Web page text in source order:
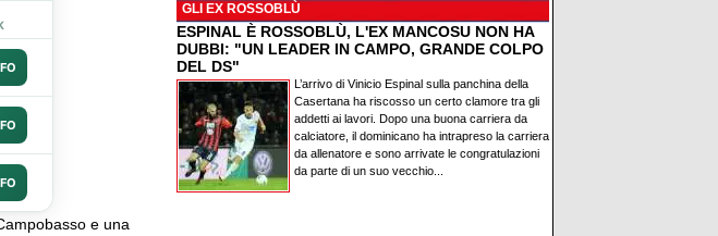
e una
GLI EX ROSSOBLÙ
ESPINAL È ROSSOBLÙ, L'EX MANCOSU NON HA
DUBBI: "UN LEADER IN CAMPO, GRANDE COLPO
DEL DS"
L’arrivo di Vinicio Espinal sulla panchina della
Casertana ha riscosso un certo clamore tra gli
addetti ai lavori. Dopo una buona carriera da
calciatore, il dominicano ha intrapreso la carriera
da allenatore e sono arrivate le congratulazioni
da parte di un suo vecchio...